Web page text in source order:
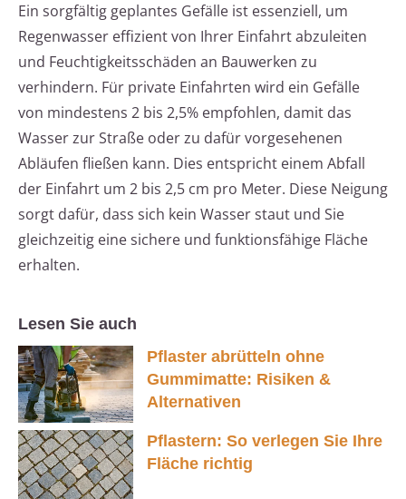
Ein sorgfältig geplantes Gefälle ist essenziell, um
Regenwasser effizient von Ihrer Einfahrt abzuleiten
und Feuchtigkeitsschäden an Bauwerken zu
verhindern. Für private Einfahrten wird ein Gefälle
von mindestens 2 bis 2,5% empfohlen, damit das
Wasser zur Straße oder zu dafür vorgesehenen
Abläufen fließen kann. Dies entspricht einem Abfall
der Einfahrt um 2 bis 2,5 cm pro Meter. Diese Neigung
sorgt dafür, dass sich kein Wasser staut und Sie
gleichzeitig eine sichere und funktionsfähige Fläche
erhalten.
Lesen Sie auch
Pflaster abrütteln ohne
Gummimatte: Risiken &
Alternativen
Pflastern: So verlegen Sie Ihre
Fläche richtig